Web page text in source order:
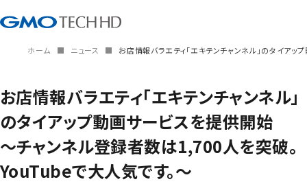
ホーム ニュース お店情報バラエティ「エキテンチャンネル」のタイア
お店情報バラエティ「エキテンチャンネル」
のタイアップ動画サービスを提供開始
～チャンネル登録者数は1,700人を突破。
YouTubeで大人気です。～